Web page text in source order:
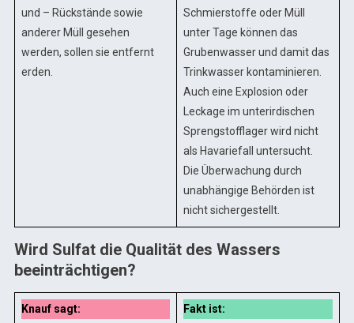
und – Rückstände sowie
anderer Müll gesehen
werden, sollen sie entfernt
erden.
Schmierstoffe oder Müll
unter Tage können das
Grubenwasser und damit das
Trinkwasser kontaminieren.
Auch eine Explosion oder
Leckage im unterirdischen
Sprengstofflager wird nicht
als Havariefall untersucht.
Die Überwachung durch
unabhängige Behörden ist
nicht sichergestellt.
Wird Sulfat die Qualität des Wassers
beeinträchtigen?
Knauf sagt: Fakt ist: